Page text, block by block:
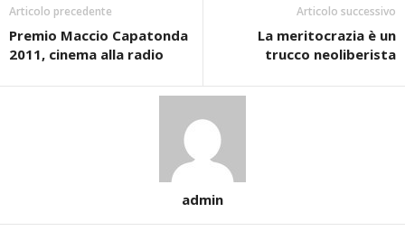
Articolo precedente
Premio Maccio Capatonda
2011, cinema alla radio
Articolo successivo
La meritocrazia è un
trucco neoliberista
admin